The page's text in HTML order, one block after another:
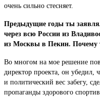
очень сильно стесняет.
Предыдущие годы ты
через всю России из
из Москвы в Пекин. Почему
Во многом на мое решение
директор проекта, он
и политический вес забегу,
пропаганды здорового